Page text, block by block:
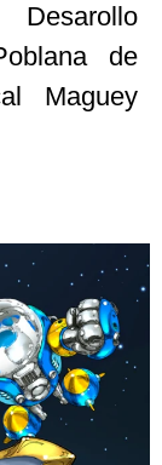
Desarollo
de
Maguey